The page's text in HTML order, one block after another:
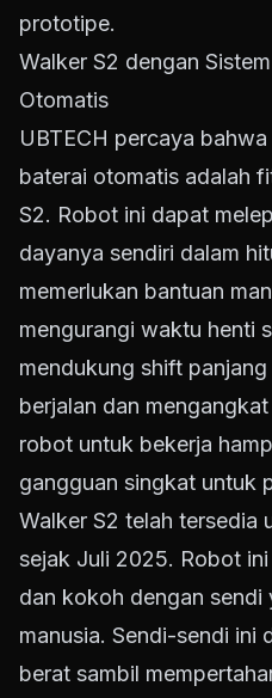
prototipe.
Walker S2 dengan
Otomatis
UBTECH percaya
baterai otomatis adalah
S2. Robot ini dapat
dayanya sendiri dalam
memerlukan bantuan
mengurangi waktu henti
mendukung shift
berjalan dan
robot untuk bekerja
gangguan singkat untuk
Walker S2 telah tersedia
sejak Juli 2025. Robot
dan kokoh dengan sendi
manusia. Sendi-sendi ini
berat sambil